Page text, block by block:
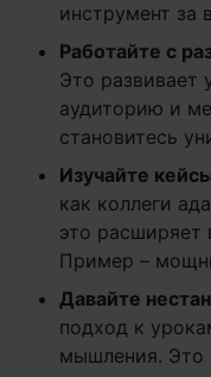
инструмент за
Работайте с
Это развивает
аудиторию и
становитесь
Изучайте
как коллеги
это расширяет
Пример –
Давайте
подход к
мышления. Это